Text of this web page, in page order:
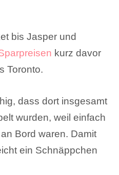
bis Jasper und
kurz davor
Toronto.
dass dort insgesamt
wurden, weil einfach
Bord waren. Damit
ein Schnäppchen